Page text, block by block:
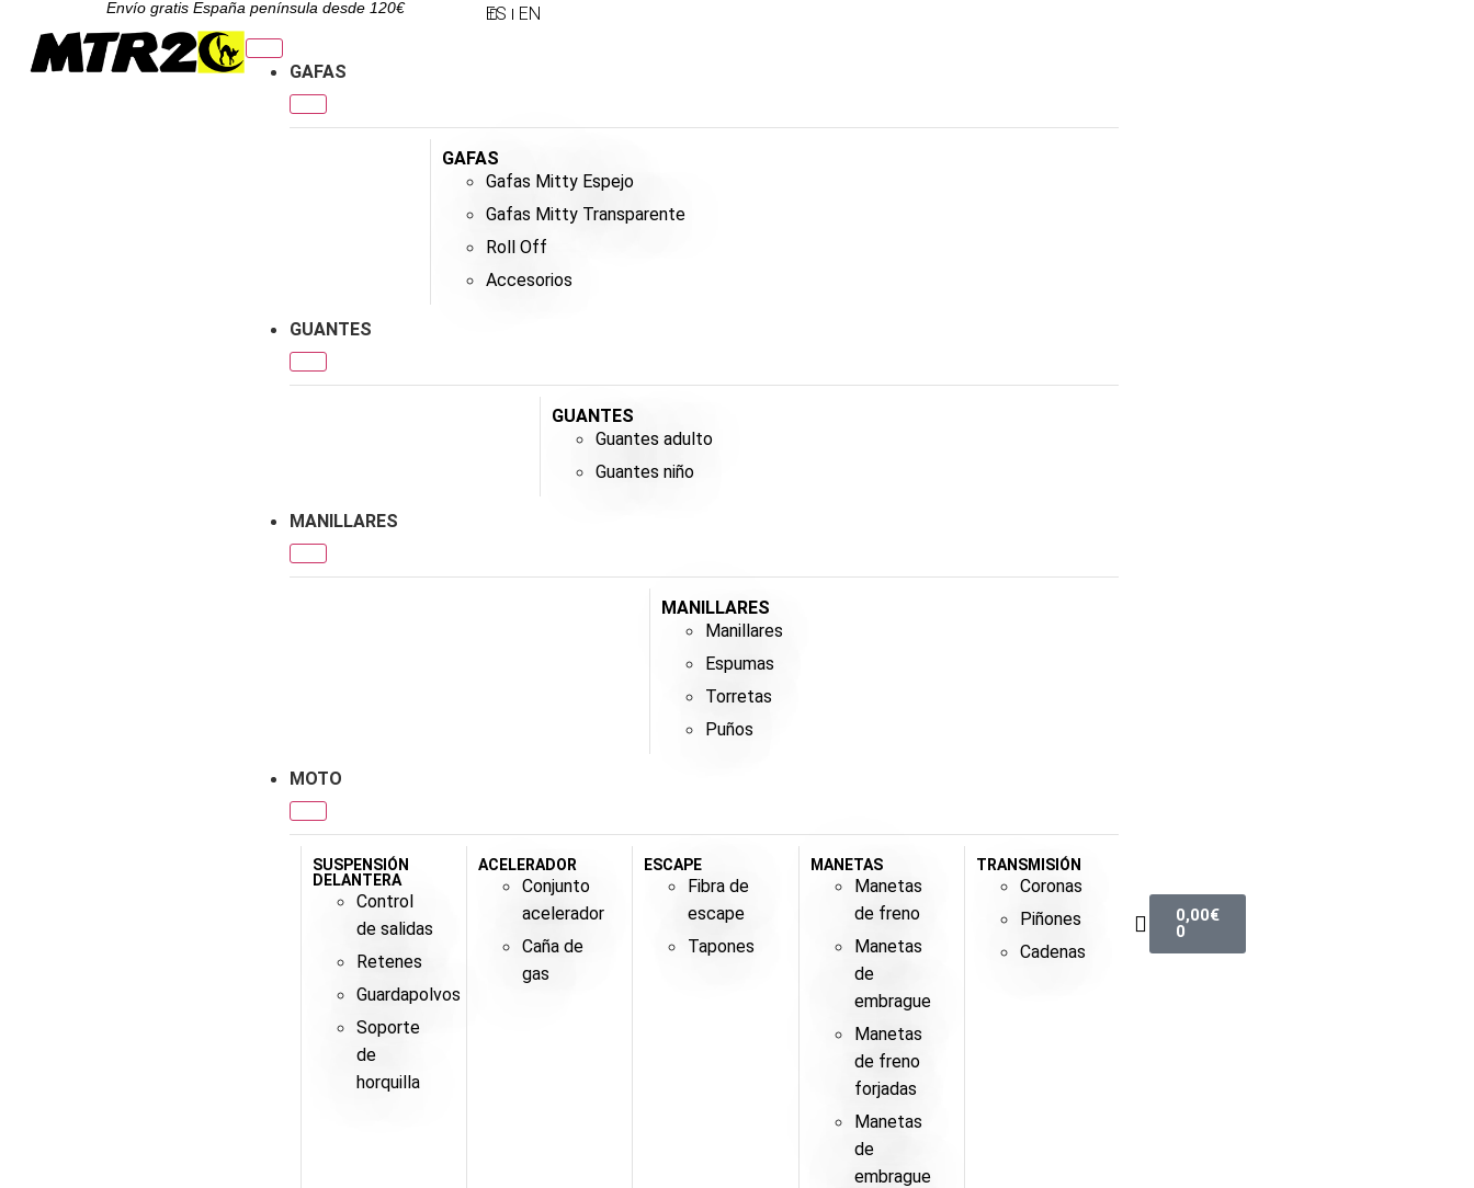
Envío gratis España península desde 120€ ES EN
GAFAS
GAFAS
Gafas Mitty Espejo
Gafas Mitty Transparente
Roll Off
Accesorios
GUANTES
GUANTES
Guantes adulto
Guantes niño
MANILLARES
MANILLARES
Manillares
Espumas
Torretas
Puños
MOTO
SUSPENSIÓN
DELANTERA
Control
de salidas
Retenes
Guardapolvos
Soporte
de
horquilla
ACELERADOR
Conjunto
acelerador
Caña de
gas
ESCAPE
Fibra de
escape
Tapones
MANETAS
Manetas
de freno
Manetas
de
embrague
Manetas
de freno
forjadas
Manetas
de
embrague
TRANSMISIÓN
Coronas
Piñones
Cadenas
0,00€
0